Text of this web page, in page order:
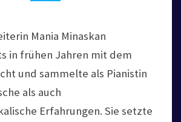
Mania Minaskan
in frühen Jahren mit dem
und sammelte als Pianistin
als auch
Erfahrungen. Sie setzte